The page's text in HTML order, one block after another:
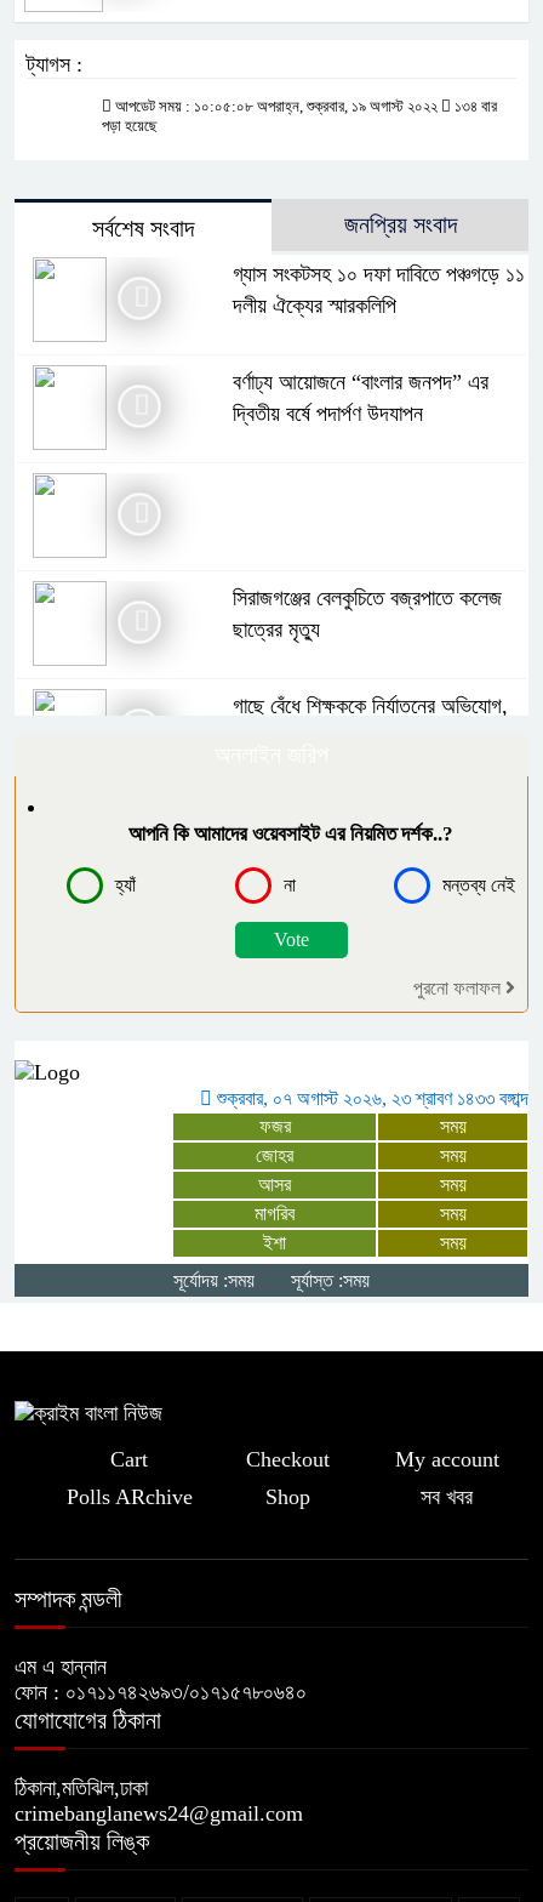
ট্যাগস :
আপডেট সময় : ১০:০৫:০৮ অপরাহ্ন, শুক্রবার, ১৯ অগাস্ট ২০২২
১৩৪ বার
পড়া হয়েছে
সর্বশেষ সংবাদ জনপ্রিয় সংবাদ
গ্যাস সংকটসহ ১০ দফা দাবিতে পঞ্চগড়ে ১১
দলীয় ঐক্যের স্মারকলিপি
বর্ণাঢ্য আয়োজনে “বাংলার জনপদ” এর
দ্বিতীয় বর্ষে পদার্পণ উদযাপন
সিরাজগঞ্জের বেলকুচিতে বজ্রপাতে কলেজ
ছাত্রের মৃত্যু
গাছে বেঁধে শিক্ষককে নির্যাতনের অভিযোগ,
সংঘবদ্ধ ধর্ষণ ৫ কিশোরের বিরুদ্ধে মামলা,
আটক-৩
গাইবান্ধায় বৃষ্টিকে উপেক্ষা করে যথাযোগ্য
“জুলাই সনদের প্রত্যেকটি অক্ষর বাস্তবায়ন
করবে সরকার” – প্রতিমন্ত্রী ফরহাদ হোসেন
আজাদ
চার বিয়ের দাবির মধ্যেই আরেক নারীর ঘরে
আপনি কি আমাদের ওয়েবসাইট এর নিয়মিত দর্শক..?
হ্যাঁ না মন্তব্য নেই
পুরনো ফলাফল
শুক্রবার, ০৭ অগাস্ট ২০২৬, ২৩ শ্রাবণ ১৪৩৩ বঙ্গাব্দ
ফজর
সময়
জোহর
সময়
আসর
সময়
মাগরিব
সময়
ইশা
সময়
সূর্যোদয় :সময়
সূর্যাস্ত :সময়
Cart Checkout
My account
Polls ARchive
Shop সব খবর
সম্পাদক মন্ডলী
এম এ হান্নান
ফোন : ০১৭১১৭৪২৬৯৩/০১৭১৫৭৮০৬৪০
যোগাযোগের ঠিকানা
ঠিকানা,মতিঝিল,ঢাকা
crimebanglanews24@gmail.com
প্রয়োজনীয় লিঙ্ক